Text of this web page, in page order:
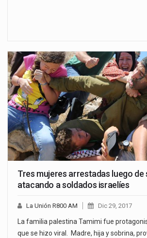
Tres mujeres arrestadas luego de
atacando a soldados israelíes
La Unión R800 AM Dic 29, 2017
La familia palestina Tamimi fue
que se hizo viral. Madre, hija y sobrina,